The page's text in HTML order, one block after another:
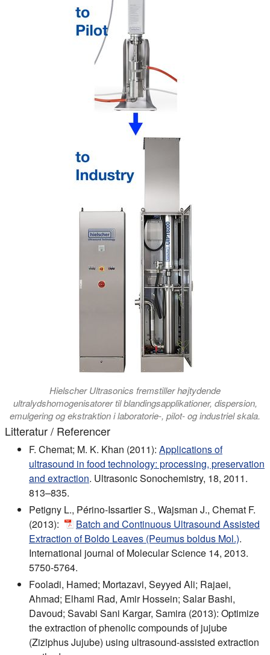
Hielscher Ultrasonics fremstiller højtydende
ultralydshomogenisatorer til blandingsapplikationer, dispersion,
emulgering og ekstraktion i laboratorie-, pilot- og industriel skala.
Litteratur / Referencer
F. Chemat; M. K. Khan (2011): Applications of
ultrasound in food technology: processing, preservation
and extraction. Ultrasonic Sonochemistry, 18, 2011.
813–835.
Petigny L., Périno-Issartier S., Wajsman J., Chemat F.
(2013):
Batch and Continuous Ultrasound Assisted
Extraction of Boldo Leaves (Peumus boldus Mol.).
International journal of Molecular Science 14, 2013.
5750-5764.
Fooladi, Hamed; Mortazavi, Seyyed Ali; Rajaei,
Ahmad; Elhami Rad, Amir Hossein; Salar Bashi,
Davoud; Savabi Sani Kargar, Samira (2013): Optimize
the extraction of phenolic compounds of jujube
(Ziziphus Jujube) using ultrasound-assisted extraction